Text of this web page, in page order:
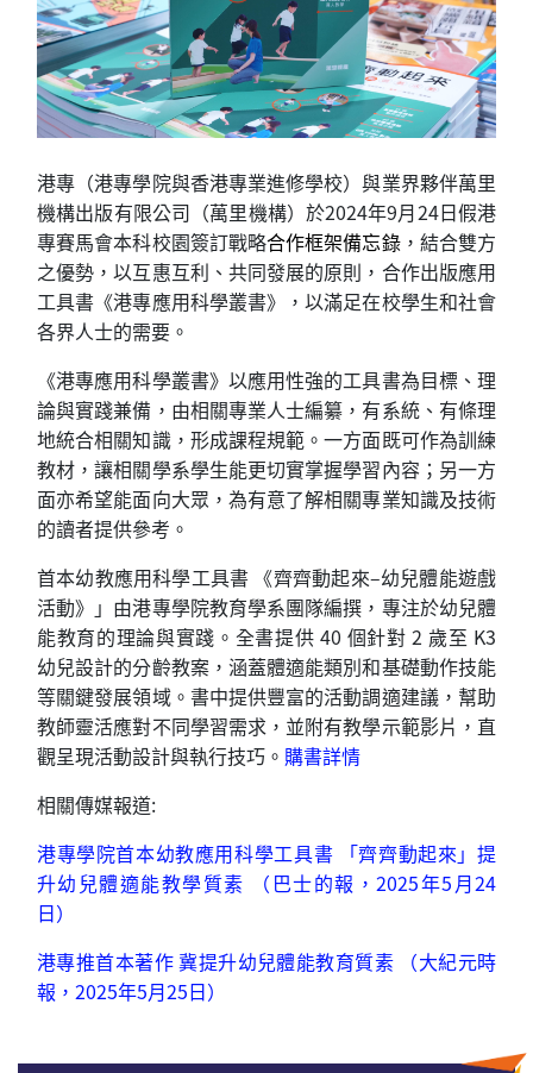
港專（港專學院與香港專業進修學校）與業界夥伴萬里
機構出版有限公司（萬里機構）於2024年9月24日假港
專賽馬會本科校園簽訂戰略合作框架備忘錄，結合雙方
之優勢，以互惠互利、共同發展的原則，合作出版應用
工具書《港專應用科學叢書》，以滿足在校學生和社會
各界人士的需要。
《港專應用科學叢書》以應用性強的工具書為目標、理
論與實踐兼備，由相關專業人士編纂，有系統、有條理
地統合相關知識，形成課程規範。一方面既可作為訓練
教材，讓相關學系學生能更切實掌握學習內容；另一方
面亦希望能面向大眾，為有意了解相關專業知識及技術
的讀者提供參考。
首本幼教應用科學工具書 《齊齊動起來–幼兒體能遊戲
活動》」由港專學院教育學系團隊編撰，專注於幼兒體
能教育的理論與實踐。全書提供 40 個針對 2 歲至 K3
幼兒設計的分齡教案，涵蓋體適能類別和基礎動作技能
等關鍵發展領域。書中提供豐富的活動調適建議，幫助
教師靈活應對不同學習需求，並附有教學示範影片，直
觀呈現活動設計與執行技巧。 購書詳情
相關傳媒報道:
港專學院首本幼教應用科學工具書 「齊齊動起來」提
升幼兒體適能教學質素 （巴士的報，2025年5月24
日）
港專推首本著作 冀提升幼兒體能教育質素（大紀元時
報，2025年5月25日）